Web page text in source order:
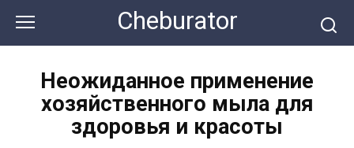
контенту
Cheburator
Неожиданное применение
хозяйственного мыла для
здоровья и красоты